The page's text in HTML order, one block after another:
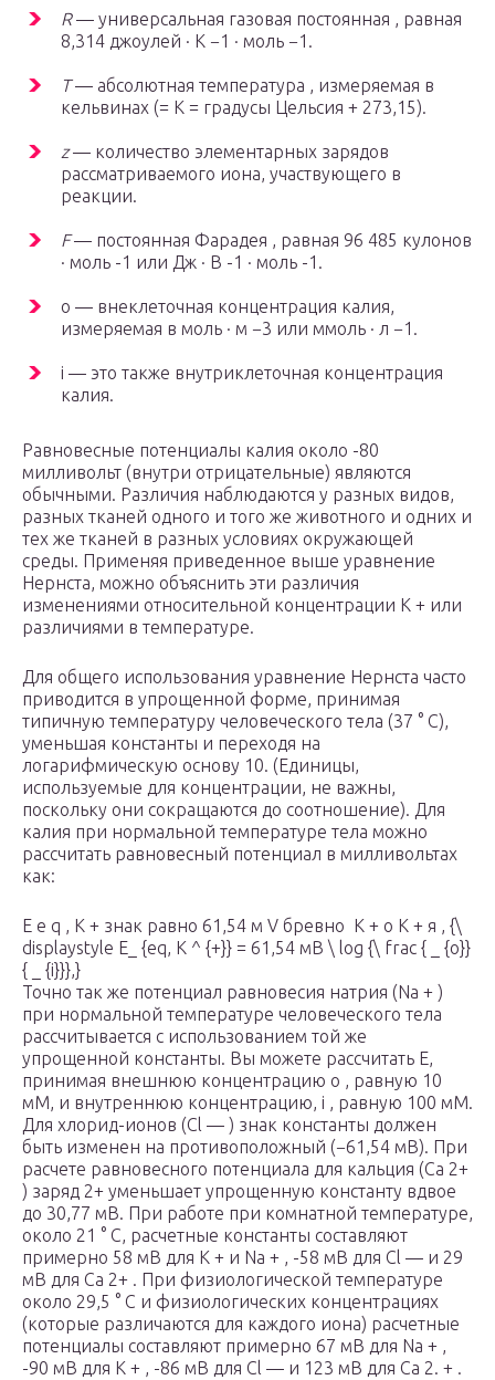
R— универсальная газовая постоянная , равная
8,314 джоулей · K −1 · моль −1.
T— абсолютная температура , измеряемая в
кельвинах (= K = градусы Цельсия + 273,15).
z— количество элементарных зарядов
рассматриваемого иона, участвующего в
реакции.
F— постоянная Фарадея , равная 96 485 кулонов
· моль -1 или Дж · В -1 · моль -1.
o — внеклеточная концентрация калия,
измеряемая в моль · м −3 или ммоль · л −1.
i — это также внутриклеточная концентрация
калия.
Равновесные потенциалы калия около -80
милливольт (внутри отрицательные) являются
обычными. Различия наблюдаются у разных видов,
разных тканей одного и того же животного и одних и
тех же тканей в разных условиях окружающей
среды. Применяя приведенное выше уравнение
Нернста, можно объяснить эти различия
изменениями относительной концентрации K + или
различиями в температуре.
Для общего использования уравнение Нернста часто
приводится в упрощенной форме, принимая
типичную температуру человеческого тела (37 ° C),
уменьшая константы и переходя на
логарифмическую основу 10. (Единицы,
используемые для концентрации, не важны,
поскольку они сокращаются до соотношение). Для
калия при нормальной температуре тела можно
рассчитать равновесный потенциал в милливольтах
как:
E е q , K + знак равно 61,54 м V бревно ⁡ K + о K + я , {\
displaystyle E_ {eq, K ^ {+}} = 61,54 мВ \ log {\ frac { _ {o}}
{ _ {i}}},}
Точно так же потенциал равновесия натрия (Na + )
при нормальной температуре человеческого тела
рассчитывается с использованием той же
упрощенной константы. Вы можете рассчитать E,
принимая внешнюю концентрацию o , равную 10
мМ, и внутреннюю концентрацию, i , равную 100 мМ.
Для хлорид-ионов (Cl — ) знак константы должен
быть изменен на противоположный (−61,54 мВ). При
расчете равновесного потенциала для кальция (Ca 2+
) заряд 2+ уменьшает упрощенную константу вдвое
до 30,77 мВ. При работе при комнатной температуре,
около 21 ° C, расчетные константы составляют
примерно 58 мВ для K + и Na + , -58 мВ для Cl — и 29
мВ для Ca 2+ . При физиологической температуре
около 29,5 ° C и физиологических концентрациях
(которые различаются для каждого иона) расчетные
потенциалы составляют примерно 67 мВ для Na + ,
-90 мВ для K + , -86 мВ для Cl — и 123 мВ для Ca 2. + .